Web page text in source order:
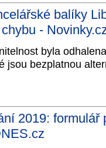
balíky
-
byla
jsou bezplatnou
2019: formulář